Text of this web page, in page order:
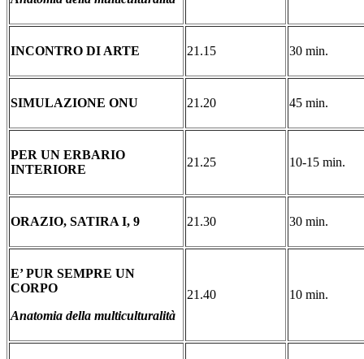
INCONTRO DI ARTE 21.15 30 min.
SIMULAZIONE ONU 21.20 45 min.
PER UN ERBARIO
INTERIORE
21.25 10-15 min.
ORAZIO, SATIRA I, 9 21.30 30 min.
E’ PUR SEMPRE UN
CORPO
Anatomia della multiculturalità
21.40 10 min.